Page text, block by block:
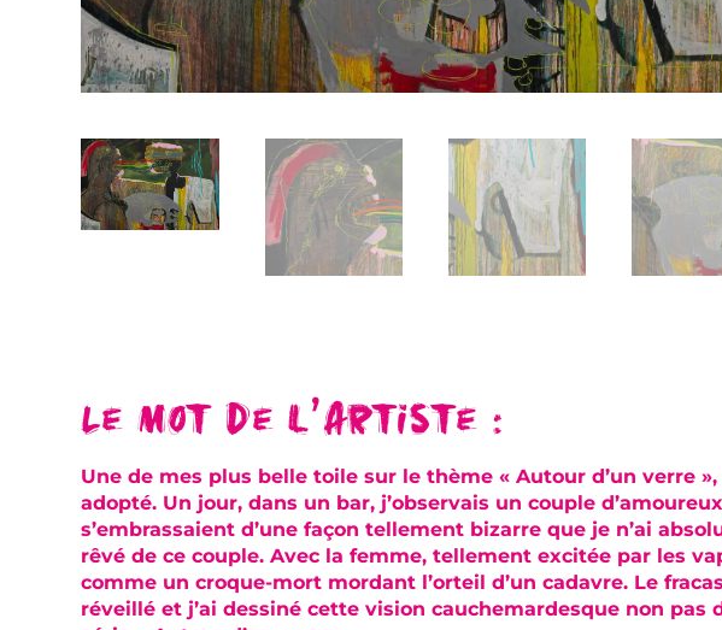
Le mot de l’artiste :
Une de mes plus belle toile sur le thème « Autour d’un verre
adopté. Un jour, dans un bar, j’observais un couple
s’embrassaient d’une façon tellement bizarre que je n’ai
rêvé de ce couple. Avec la femme, tellement excitée par les
comme un croque-mort mordant l’orteil d’un cadavre. Le
réveillé et j’ai dessiné cette vision cauchemardesque non